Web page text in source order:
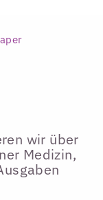
wir über
Medizin,